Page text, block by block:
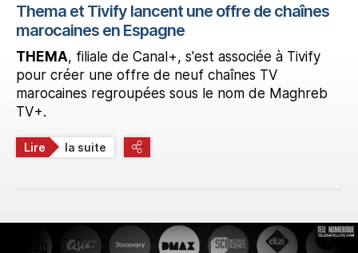
Thema et Tivify lancent une offre de chaînes
marocaines en Espagne
THEMA, filiale de Canal+, s'est associée à Tivify
pour créer une offre de neuf chaînes TV
marocaines regroupées sous le nom de Maghreb
TV+.
Lire la suite